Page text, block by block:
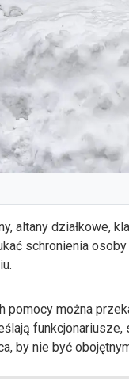
altany działkowe,
schronienia
pomocy można
by nie być